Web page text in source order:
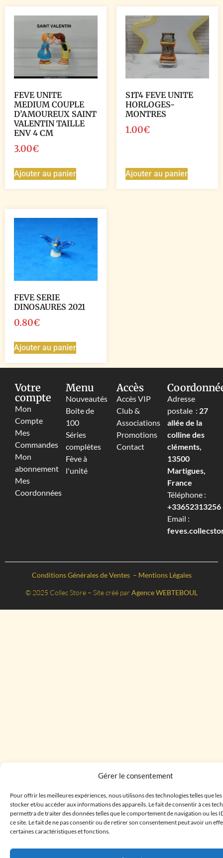
Gérer le consentement
Pour offrir les meilleures expériences, nous utilisons des technologies telles que
stocker et/ou accéder aux informations des appareils. Le fait de consentir à ces
permettra de traiter des données telles que le comportement de navigation ou les
ce site. Le fait de ne pas consentir ou de retirer son consentement peut avoir un
certaines caractéristiques et fonctions.
FEVE UNITE
MEDIUM COUPLE
D’AMOUREUX SAINT
VALENTIN TAILLE
ENV 4 CM
3.00€
Ajouter au panier
S1T4 FEVE UNITE
HORLOGES-
MONTRES
1.00€
Ajouter au panier
FEVE SERIE
DINOSAURES 2021
0.80€
Ajouter au panier
Votre
compte
Mon
Compte
Mes
Commandes
Mon
abonnement
Mes
Coordonnées
Menu
Nouveautés
Boite de
100
Séries
complètes
Fève à
l'unité
Accès
Accès VIP
Club &
Associations
Promotions
Contact
Adresse
postale : 27
allée de la
colline des
cléments,
13500
Martigues,
France
Téléphone :
+33652313256‬
Email :
Conditions Générales de Ventes – Mentions Légales
© 2025 Collec Store – Site créé par Agence WEBTEBOUL